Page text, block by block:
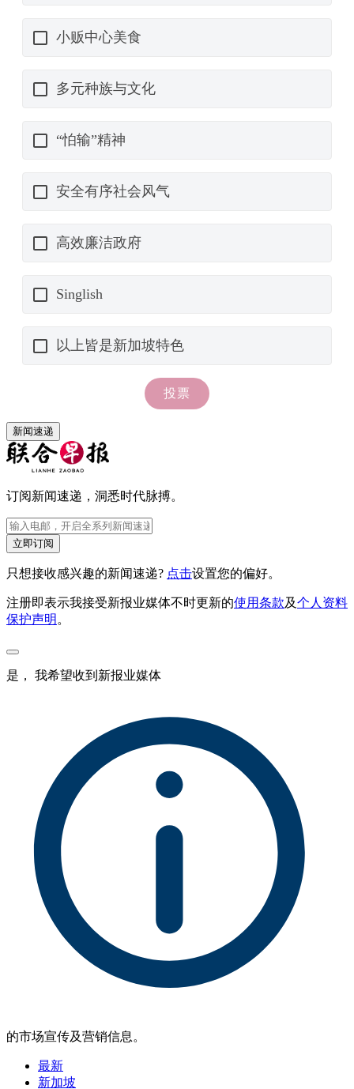
新闻速递
订阅新闻速递，洞悉时代脉搏。
立即订阅
只想接收感兴趣的新闻速递? 点击设置您的偏好。
注册即表示我接受新报业媒体不时更新的使用条款及个人资料
保护声明 。
是， 我希望收到新报业媒体
的市场宣传及营销信息。
最新
新加坡